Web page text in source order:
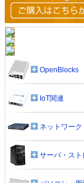
OpenBlocks
IoT関連
ネットワーク
サーバ・スト